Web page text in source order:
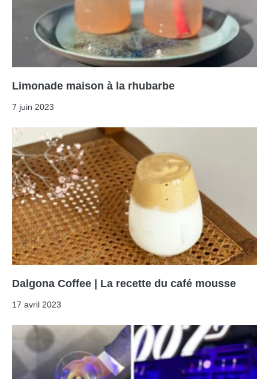
Limonade maison à la rhubarbe
7 juin 2023
Dalgona Coffee | La recette du café mousse
17 avril 2023